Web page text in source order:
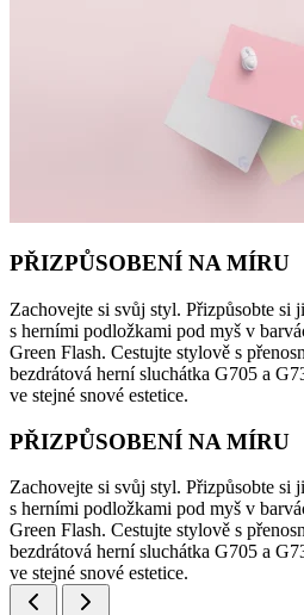
PŘIZPŮSOBENÍ NA MÍRU
Zachovejte si svůj styl. Přizpůsobte si
s herními podložkami pod myš v
Green Flash. Cestujte stylově s
bezdrátová herní sluchátka G705 a
ve stejné snové estetice.
PŘIZPŮSOBENÍ NA MÍRU
Zachovejte si svůj styl. Přizpůsobte si
s herními podložkami pod myš v
Green Flash. Cestujte stylově s
bezdrátová herní sluchátka G705 a
ve stejné snové estetice.